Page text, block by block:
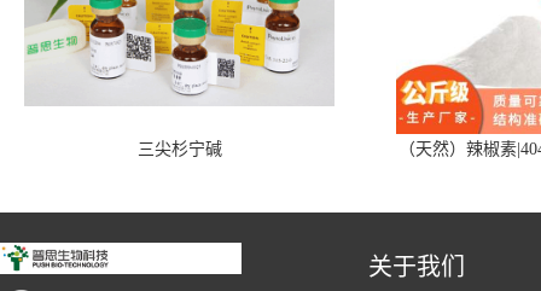
三尖杉宁碱 （天然）辣椒素
关于我们